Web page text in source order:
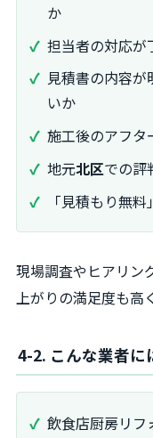
か
担当者の対応が
見積書の内容が
いか
施工後のアフタ
地元北区での評
「見積もり無
現場調査やヒアリン
上がりの満足度も高
4-2. こんな業者に
飲食店厨房リフ